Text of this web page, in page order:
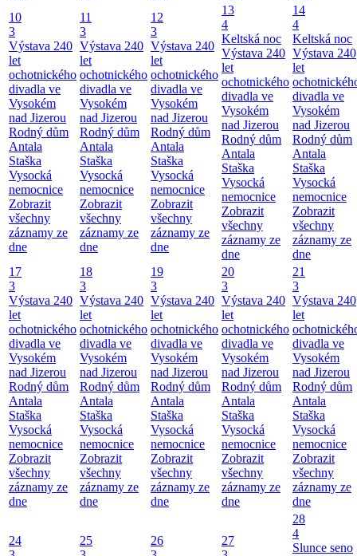
10
3
Výstava 240
let
ochotnického
divadla ve
Vysokém
nad Jizerou
Rodný dům
Antala
Staška
Vysocká
nemocnice
Zobrazit
všechny
záznamy ze
dne
11
3
Výstava 240
let
ochotnického
divadla ve
Vysokém
nad Jizerou
Rodný dům
Antala
Staška
Vysocká
nemocnice
Zobrazit
všechny
záznamy ze
dne
12
3
Výstava 240
let
ochotnického
divadla ve
Vysokém
nad Jizerou
Rodný dům
Antala
Staška
Vysocká
nemocnice
Zobrazit
všechny
záznamy ze
dne
13
4
Keltská noc
Výstava 240
let
ochotnického
divadla ve
Vysokém
nad Jizerou
Rodný dům
Antala
Staška
Vysocká
nemocnice
Zobrazit
všechny
záznamy ze
dne
14
4
Keltská noc
Výstava 240
let
divadla ve
Vysokém
nad Jizerou
Rodný dům
Antala
Staška
Vysocká
nemocnice
Zobrazit
všechny
záznamy ze
dne
17
3
Výstava 240
let
ochotnického
divadla ve
Vysokém
nad Jizerou
Rodný dům
Antala
Staška
Vysocká
nemocnice
Zobrazit
všechny
záznamy ze
dne
18
3
Výstava 240
let
ochotnického
divadla ve
Vysokém
nad Jizerou
Rodný dům
Antala
Staška
Vysocká
nemocnice
Zobrazit
všechny
záznamy ze
dne
19
3
Výstava 240
let
ochotnického
divadla ve
Vysokém
nad Jizerou
Rodný dům
Antala
Staška
Vysocká
nemocnice
Zobrazit
všechny
záznamy ze
dne
20
3
Výstava 240
let
ochotnického
divadla ve
Vysokém
nad Jizerou
Rodný dům
Antala
Staška
Vysocká
nemocnice
Zobrazit
všechny
záznamy ze
dne
21
3
Výstava 240
let
divadla ve
Vysokém
nad Jizerou
Rodný dům
Antala
Staška
Vysocká
nemocnice
Zobrazit
všechny
záznamy ze
dne
24
25
26
27
28
4
Slunce seno